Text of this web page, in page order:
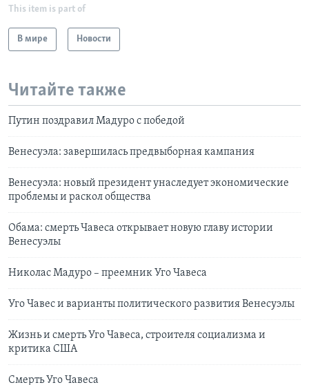
This item is part of
В мире Новости
Читайте также
Путин поздравил Мадуро с победой
Венесуэла: завершилась предвыборная кампания
Венесуэла: новый президент унаследует экономические
проблемы и раскол общества
Обама: смерть Чавеса открывает новую главу истории
Венесуэлы
Николас Мадуро – преемник Уго Чавеса
Уго Чавес и варианты политического развития Венесуэлы
Жизнь и смерть Уго Чавеса, строителя социализма и
критика США
Смерть Уго Чавеса